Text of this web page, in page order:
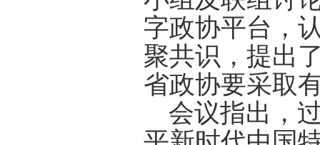
字政协平台，
聚共识，提出
省政协要采取
会议指出，